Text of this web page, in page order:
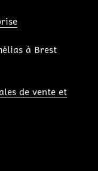
à Brest
de vente et